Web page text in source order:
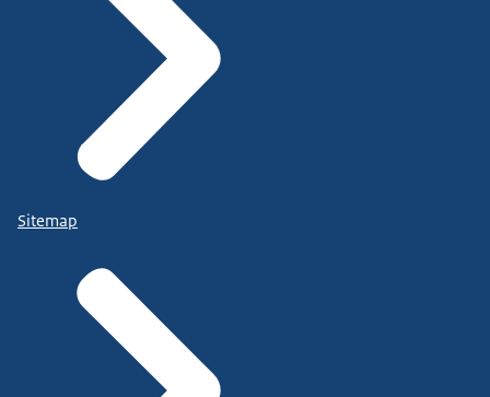
Sitemap